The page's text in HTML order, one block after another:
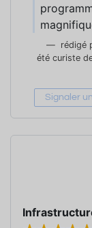
rédigé
été curiste
Signaler